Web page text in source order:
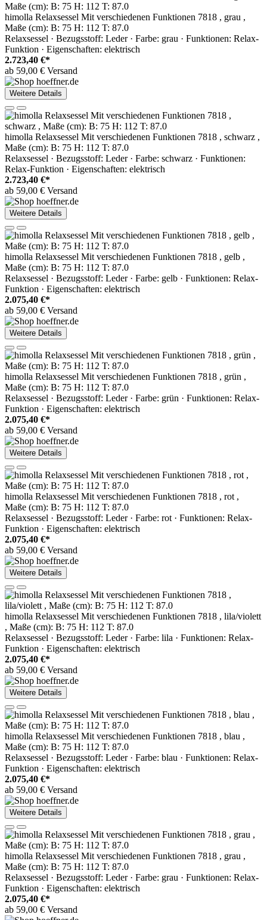
himolla Relaxsessel Mit verschiedenen Funktionen 7818 , grau ,
Maße (cm): B: 75 H: 112 T: 87.0
Relaxsessel · Bezugsstoff: Leder · Farbe: grau · Funktionen: Relax-
Funktion · Eigenschaften: elektrisch
2.723,40 €*
ab 59,00 € Versand
Weitere Details
himolla Relaxsessel Mit verschiedenen Funktionen 7818 , schwarz ,
Maße (cm): B: 75 H: 112 T: 87.0
Relaxsessel · Bezugsstoff: Leder · Farbe: schwarz · Funktionen:
Relax-Funktion · Eigenschaften: elektrisch
2.723,40 €*
ab 59,00 € Versand
Weitere Details
himolla Relaxsessel Mit verschiedenen Funktionen 7818 , gelb ,
Maße (cm): B: 75 H: 112 T: 87.0
Relaxsessel · Bezugsstoff: Leder · Farbe: gelb · Funktionen: Relax-
Funktion · Eigenschaften: elektrisch
2.075,40 €*
ab 59,00 € Versand
Weitere Details
himolla Relaxsessel Mit verschiedenen Funktionen 7818 , grün ,
Maße (cm): B: 75 H: 112 T: 87.0
Relaxsessel · Bezugsstoff: Leder · Farbe: grün · Funktionen: Relax-
Funktion · Eigenschaften: elektrisch
2.075,40 €*
ab 59,00 € Versand
Weitere Details
himolla Relaxsessel Mit verschiedenen Funktionen 7818 , rot ,
Maße (cm): B: 75 H: 112 T: 87.0
Relaxsessel · Bezugsstoff: Leder · Farbe: rot · Funktionen: Relax-
Funktion · Eigenschaften: elektrisch
2.075,40 €*
ab 59,00 € Versand
Weitere Details
himolla Relaxsessel Mit verschiedenen Funktionen 7818 , lila/violett
, Maße (cm): B: 75 H: 112 T: 87.0
Relaxsessel · Bezugsstoff: Leder · Farbe: lila · Funktionen: Relax-
Funktion · Eigenschaften: elektrisch
2.075,40 €*
ab 59,00 € Versand
Weitere Details
himolla Relaxsessel Mit verschiedenen Funktionen 7818 , blau ,
Maße (cm): B: 75 H: 112 T: 87.0
Relaxsessel · Bezugsstoff: Leder · Farbe: blau · Funktionen: Relax-
Funktion · Eigenschaften: elektrisch
2.075,40 €*
ab 59,00 € Versand
Weitere Details
himolla Relaxsessel Mit verschiedenen Funktionen 7818 , grau ,
Maße (cm): B: 75 H: 112 T: 87.0
Relaxsessel · Bezugsstoff: Leder · Farbe: grau · Funktionen: Relax-
Funktion · Eigenschaften: elektrisch
2.075,40 €*
ab 59,00 € Versand